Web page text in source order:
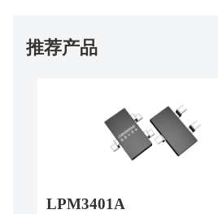
推荐产品
LPM3401A